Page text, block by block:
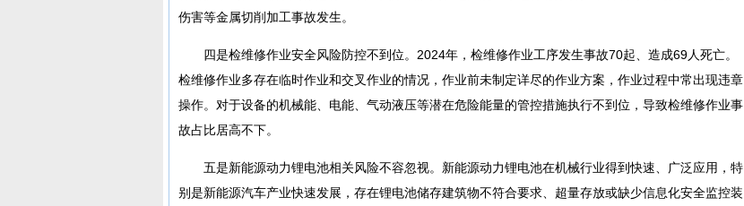
伤害等金属切削加工事故发生。
四是检维修作业安全风险防控不到位。2024年，检维修作业工序发生事故70起、造成69人死亡。
检维修作业多存在临时作业和交叉作业的情况，作业前未制定详尽的作业方案，作业过程中常出现违章
操作。对于设备的机械能、电能、气动液压等潜在危险能量的管控措施执行不到位，导致检维修作业事
故占比居高不下。
五是新能源动力锂电池相关风险不容忽视。新能源动力锂电池在机械行业得到快速、广泛应用，特
别是新能源汽车产业快速发展，存在锂电池储存建筑物不符合要求、超量存放或缺少信息化安全监控装